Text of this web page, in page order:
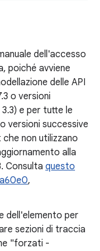
dell'accesso
poiché avviene
delle API
o versioni
e per tutte le
versioni successive
che non utilizzano
alla
Consulta questo
,
dell'elemento per
sezioni di traccia
"forzati -